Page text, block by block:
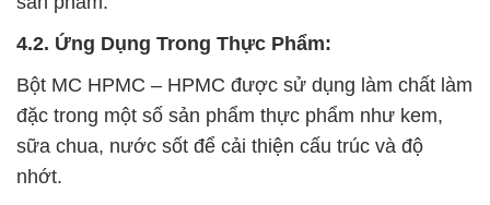
4.2. Ứng Dụng Trong Thực Phẩm:
Bột MC HPMC – HPMC được sử dụng làm chất làm
đặc trong một số sản phẩm thực phẩm như kem,
sữa chua, nước sốt để cải thiện cấu trúc và độ
nhớt.